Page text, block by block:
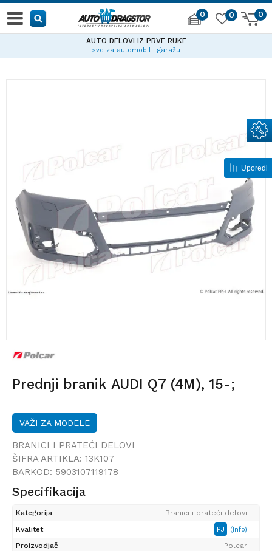
0 0
0
AUTO DELOVI IZ PRVE RUKE
sve za automobil i garažu
Prednji branik AUDI Q7 (4M), 15-;
VAŽI ZA MODELE
BRANICI I PRATEĆI DELOVI
ŠIFRA ARTIKLA: 13K107
BARKOD: 5903107119178
Specifikacija
Kategorija
Branici i prateći delovi
Kvalitet
PJ (Info)
Proizvodjač
Polcar
Uporedi